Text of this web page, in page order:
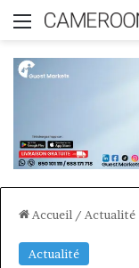
Menu
Accueil / Actualité
Actualité